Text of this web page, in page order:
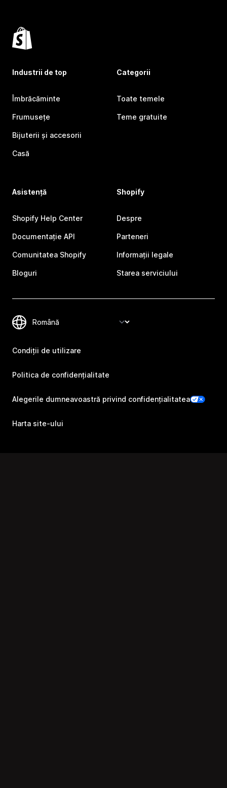
Industrii de top
Îmbrăcăminte
Frumusețe
Bijuterii și accesorii
Casă
Categorii
Toate temele
Teme gratuite
Asistență
Shopify Help Center
Documentație API
Comunitatea Shopify
Bloguri
Shopify
Despre
Parteneri
Informații legale
Starea serviciului
Condiții de utilizare
Politica de confidențialitate
Alegerile dumneavoastră privind confidențialitatea
Harta site-ului